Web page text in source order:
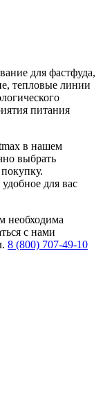
для фастфуда,
тепловые линии
питания
в нашем
выбрать
покупку.
удобное для вас
необходима
с нами
8 (800) 707-49-10